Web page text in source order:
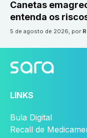
Canetas
entenda os
5 de agosto de 2026, por
LINKS
Bula Digital
Recall de